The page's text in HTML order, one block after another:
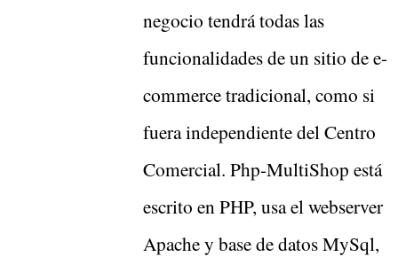
negocio tendrá todas las
funcionalidades de un sitio de e-
commerce tradicional, como si
fuera independiente del Centro
Comercial. Php-MultiShop está
escrito en PHP, usa el webserver
Apache y base de datos MySql,